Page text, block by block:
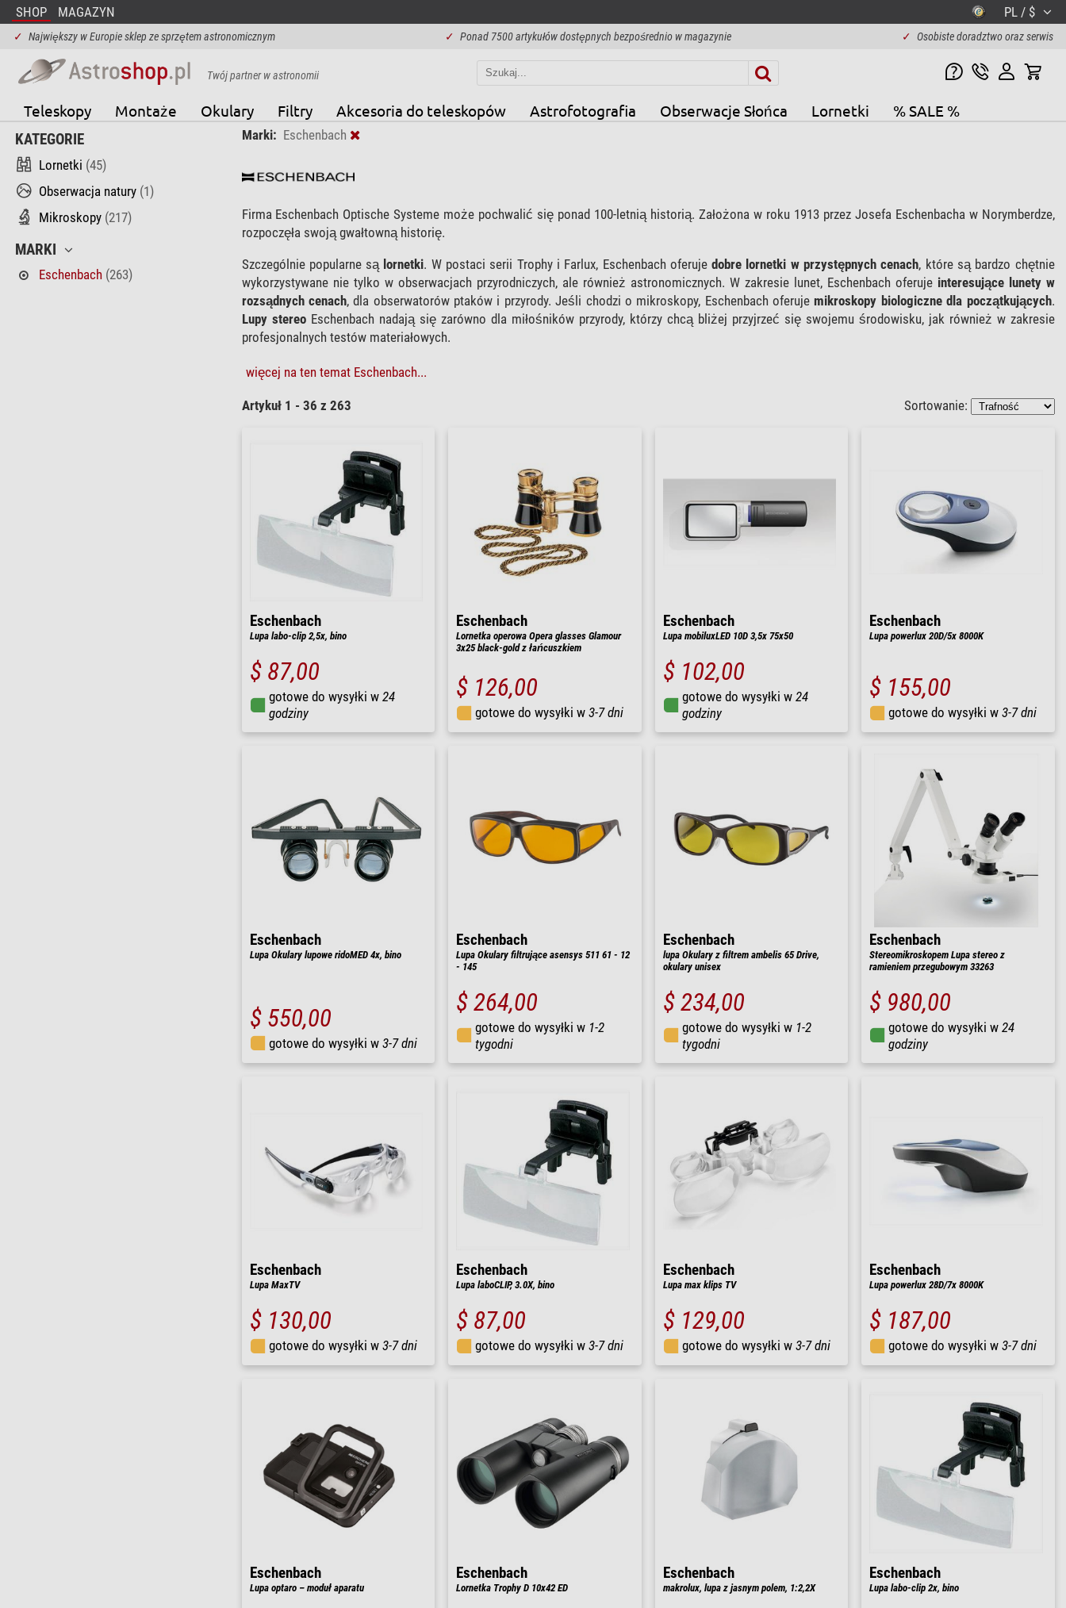
SHOP MAGAZYN PL / $
✓ Największy w Europie sklep ze sprzętem astronomicznym ✓ Ponad 7500 artykułów dostępnych bezpośrednio w magazynie ✓ Osobiste doradztwo oraz serwis
Twój partner w astronomii
Teleskopy Montaże Okulary Filtry Akcesoria do teleskopów Astrofotografia Obserwacje Słońca Lornetki % SALE %
KATEGORIE
Lornetki (45)
Obserwacja natury (1)
Mikroskopy (217)
MARKI
Eschenbach (263)
Marki: Eschenbach
Firma Eschenbach Optische Systeme może pochwalić się ponad 100-letnią historią. Założona w roku 1913 przez Josefa Eschenbacha w Norymberdze,
rozpoczęła swoją gwałtowną historię.
Szczególnie popularne są lornetki. W postaci serii Trophy i Farlux, Eschenbach oferujedobre lornetki w przystępnych cenach, które są bardzo chętnie
wykorzystywane nie tylko w obserwacjach przyrodniczych, ale również astronomicznych. W zakresie lunet, Eschenbach oferuje interesujące lunety w
rozsądnych cenach, dla obserwatorów ptaków i przyrody. Jeśli chodzi o mikroskopy, Eschenbach oferujemikroskopy biologiczne dla początkujących.
Lupy stereoEschenbach nadają się zarówno dla miłośników przyrody, którzy chcą bliżej przyjrzeć się swojemu środowisku, jak również w zakresie
profesjonalnych testów materiałowych.
więcej na ten temat Eschenbach...
Artykuł 1 - 36 z 263 Sortowanie:
Eschenbach
Lupa labo-clip 2,5x, bino
$ 87,00
gotowe do wysyłki w 24
godziny
Eschenbach
Lornetka operowa Opera glasses Glamour
3x25 black-gold z łańcuszkiem
$ 126,00
gotowe do wysyłki w 3-7 dni
Eschenbach
Lupa mobiluxLED 10D 3,5x 75x50
$ 102,00
gotowe do wysyłki w 24
godziny
Eschenbach
Lupa powerlux 20D/5x 8000K
$ 155,00
gotowe do wysyłki w 3-7 dni
Eschenbach
Lupa Okulary lupowe ridoMED 4x, bino
$ 550,00
gotowe do wysyłki w 3-7 dni
Eschenbach
Lupa Okulary filtrujące asensys 511 61 - 12
- 145
$ 264,00
gotowe do wysyłki w 1-2
tygodni
Eschenbach
lupa Okulary z filtrem ambelis 65 Drive,
okulary unisex
$ 234,00
gotowe do wysyłki w 1-2
tygodni
Eschenbach
Stereomikroskopem Lupa stereo z
ramieniem przegubowym 33263
$ 980,00
gotowe do wysyłki w 24
godziny
Eschenbach
Lupa MaxTV
$ 130,00
gotowe do wysyłki w 3-7 dni
Eschenbach
Lupa laboCLIP, 3.0X, bino
$ 87,00
gotowe do wysyłki w 3-7 dni
Eschenbach
Lupa max klips TV
$ 129,00
gotowe do wysyłki w 3-7 dni
Eschenbach
Lupa powerlux 28D/7x 8000K
$ 187,00
gotowe do wysyłki w 3-7 dni
Eschenbach
Lupa optaro – moduł aparatu
Eschenbach
Lornetka Trophy D 10x42 ED
Eschenbach
makrolux, lupa z jasnym polem, 1:2,2X
Eschenbach
Lupa labo-clip 2x, bino